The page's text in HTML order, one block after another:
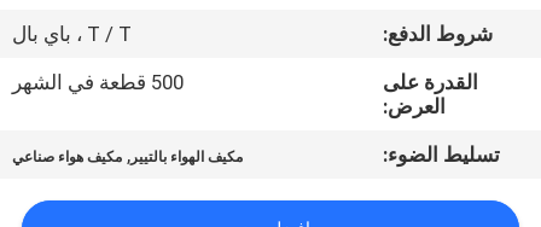
ضبط
الجودة
اتصل
شروط الدفع:
T / T ، باي بال
القدرة على
العرض:
500 قطعة في الشهر
تسليط الضوء: مكيف الهواء بالتيير , مكيف هواء صناعي